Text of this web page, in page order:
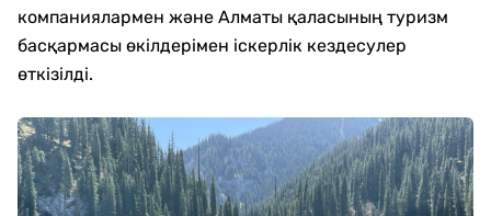
компаниялармен және Алматы қаласының туризм
басқармасы өкілдерімен іскерлік кездесулер
өткізілді.